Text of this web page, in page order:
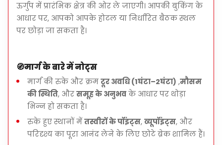
ऊर्गुप में प्रारंभिक क्षेत्र की ओर ले जाएगी। आपकी बुकिंग के
आधार पर, आपको आपके होटल या निर्धारित बैठक स्थल
पर छोड़ा जा सकता है।
🧭मार्ग के बारे में नोट्स
मार्ग की रुके और क्रम टूर अवधि (1घंटा–2घंटा) ,मौसम
की स्थिति, और समूह के अनुभव के आधार पर थोड़ा
भिन्न हो सकता है।
रुके हुए स्थानों में तस्वीरों के पॉइंट्स, व्यूपॉइंट्स, और
परिदृश्य का पूरा आनंद लेने के लिए छोटे ब्रेक शामिल हैं।